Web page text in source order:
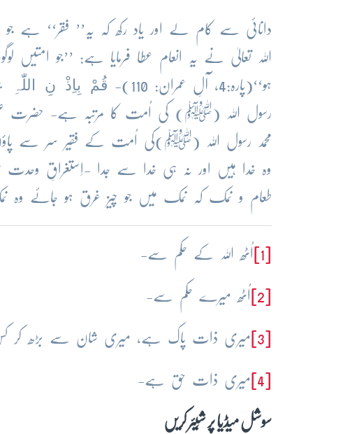
دانائی سے کام لے اور یاد رکھ کہ یہ’’ فقر‘‘ ہے
اللہ تعالیٰ نے یہ انعام عطا فرمایا ہے: ’’جو
ہو‘‘(پارہ:4، آلِ عمران: 110)- قُمْ بِاِذْ نِ اللّٰہِ
رسول اللہ (ﷺ) کی اُمت کا مرتبہ ہے- حضرت عیسٰی
محمد رسول اللہ (ﷺ)کی اُمت کے فقیر سر سے
وہ خدا ہیں اور نہ ہی خدا سے جدا -اِستغراقِ
طعام و نمک کہ نمک میں جو چیز غرق ہو جائے وہ
اُٹھ اللہ کے حکم سے-
اُٹھ میرے حکم سے-
میری ذات پاک ہے، میری شان سے بڑھ کر
میری ذات حق ہے-
سوشل میڈیا پر شِیئر کریں